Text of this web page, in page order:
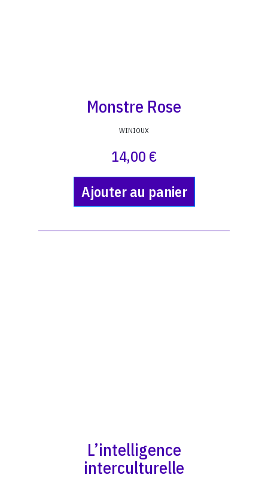
Monstre Rose
WINIOUX
14,00 €
Ajouter au panier
L’intelligence
interculturelle